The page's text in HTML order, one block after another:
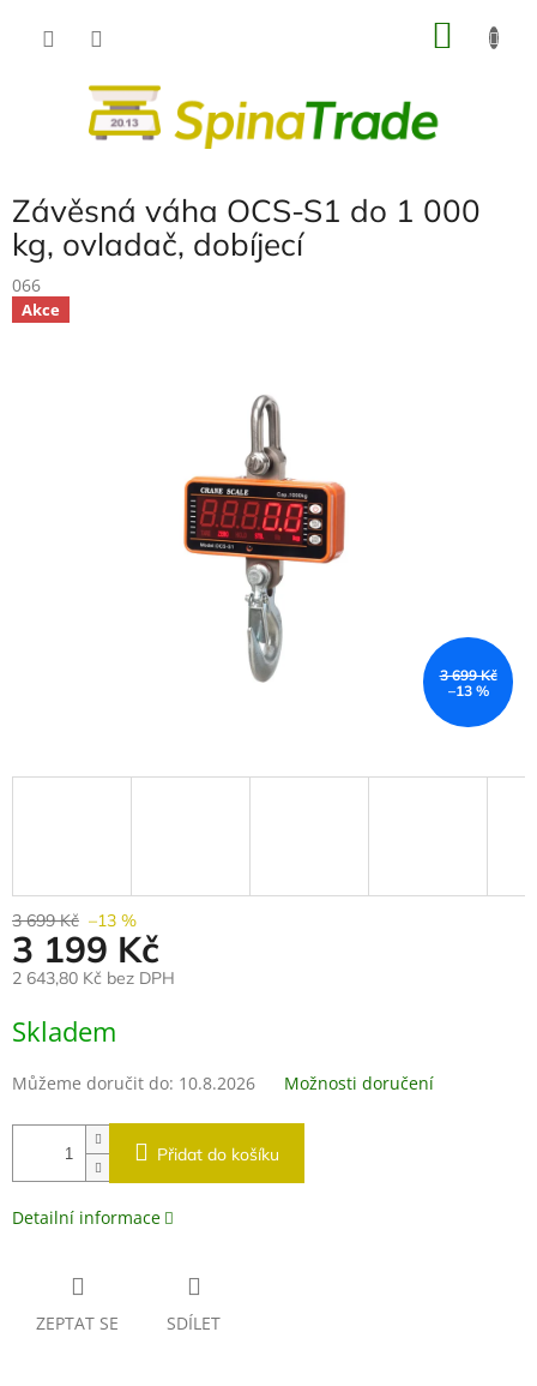
Závěsná váha OCS-S1 do 1 000
kg, ovladač, dobíjecí
066
Akce
3 699 Kč
–13 %
3 699 Kč –13 %
3 199 Kč
2 643,80 Kč bez DPH
cena:
Skladem
Můžeme doručit do: 10.8.2026 Možnosti doručení
Přidat do košíku
Detailní informace
ZEPTAT SE SDÍLET